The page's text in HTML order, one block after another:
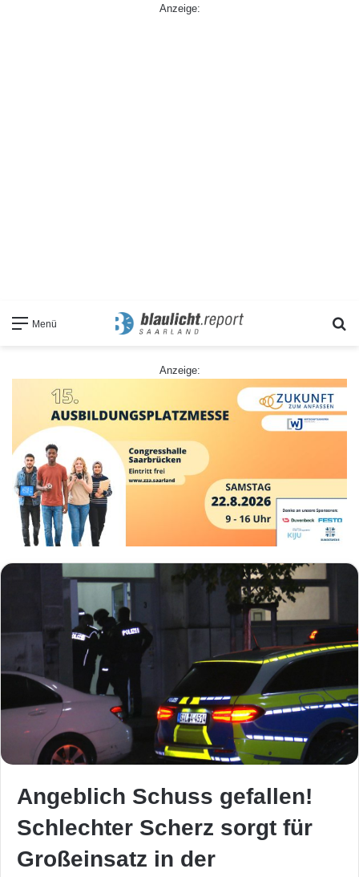
Anzeige:
Menü
Anzeige:
Angeblich Schuss gefallen!
Schlechter Scherz sorgt für
Großeinsatz in der